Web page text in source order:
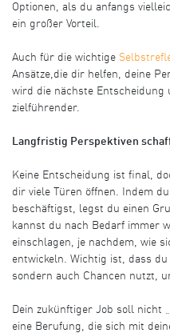
Optionen, als du anfangs
ein großer Vorteil.
Auch für die wichtige
Ansätze,die dir helfen, deine
wird die nächste Entscheidung
zielführender.
Langfristig Perspektiven
Keine Entscheidung ist final,
dir viele Türen öffnen. Indem
beschäftigst, legst du einen
kannst du nach Bedarf immer
einschlagen, je nachdem, wie
entwickeln. Wichtig ist, dass
sondern auch Chancen nutzt,
Dein zukünftiger Job soll nicht
eine Berufung, die sich mit